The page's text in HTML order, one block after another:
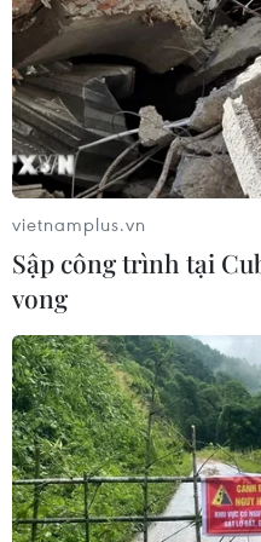
05/06/2017 14:45
Toàn bộ diện tích rừng bị
quản lý Vườn Quốc gia
đoạn rà soát để bàn giao
vietnamplus.vn
Sập công trình tại
vong